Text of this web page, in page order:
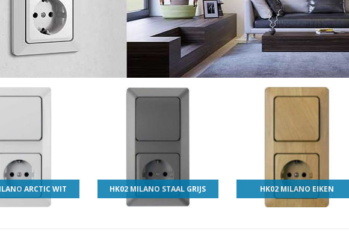
ARCTIC WIT HK02 MILANO STAAL GRIJS HK02 MILANO EIKEN